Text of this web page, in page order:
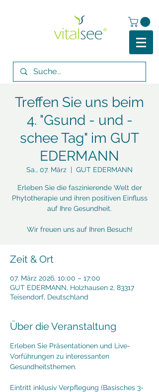
Treffen Sie uns beim
4. "Gsund - und -
schee Tag" im GUT
EDERMANN
Sa., 07. März
  |
GUT EDERMANN
Erleben Sie die faszinierende Welt der
Phytotherapie und ihren positiven Einfluss
auf Ihre Gesundheit.
Wir freuen uns auf Ihren Besuch!
Zeit & Ort
07. März 2026, 10:00 – 17:00
GUT EDERMANN, Holzhausen 2, 83317
Teisendorf, Deutschland
Über die Veranstaltung
Erleben Sie Präsentationen und Live-
Vorführungen zu interessanten
Gesundheitsthemen.
Eintritt inklusiv Verpflegung (Basisches 3-